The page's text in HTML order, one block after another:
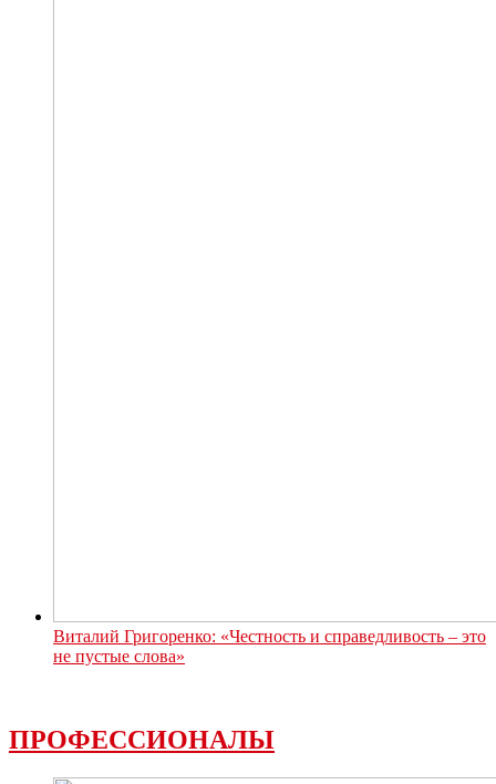
Виталий Григоренко: «Честность и справедливость – это
не пустые слова»
ПРОФЕССИОНАЛЫ